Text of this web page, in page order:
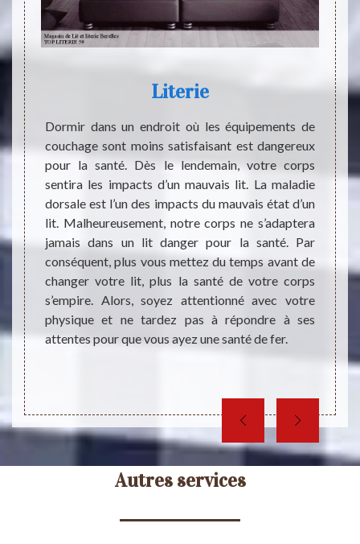
Ce
et le
un
le lit
Literie
Dormir dans un endroit où les équipements de
couchage sont moins satisfaisant est dangereux
pour la santé. Dès le lendemain, votre corps
sentira les impacts d’un mauvais lit. La maladie
dorsale est l’un des impacts du mauvais état d’un
lit. Malheureusement, notre corps ne s’adaptera
jamais dans un lit danger pour la santé. Par
conséquent, plus vous mettez du temps avant de
changer votre lit, plus la santé de votre corps
s’empire. Alors, soyez attentionné avec votre
physique et ne tardez pas à répondre à ses
attentes pour que vous ayez une santé de fer.
Les
de
tous
Autres services